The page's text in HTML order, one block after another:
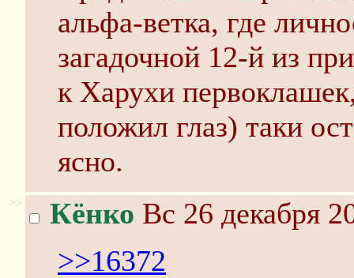
альфа-ветка, где
загадочной 12-й из
к Харухи
положил глаз) таки
ясно.
>> Кёнко Вс 26 декабря
>>16372